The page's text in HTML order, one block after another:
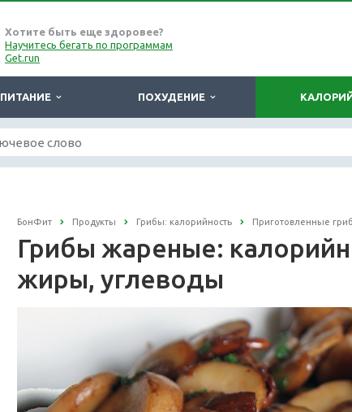
Хотите быть еще здоровее?
Научитесь бегать по программам
Get.run
ПИТАНИЕ ПОХУДЕНИЕ
БонФит Продукты Грибы: калорийность Приготовленные
Грибы жареные:
жиры, углеводы